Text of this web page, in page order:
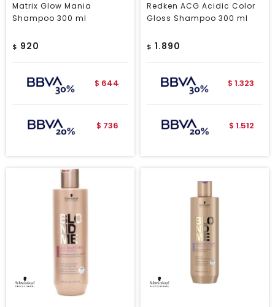
Matrix Glow Mania
Shampoo 300 ml
$ 920
$ 644
$ 736
Redken ACG Acidic Color
Gloss Shampoo 300 ml
$ 1.890
$ 1.323
$ 1.512